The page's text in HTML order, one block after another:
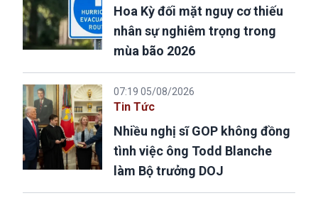
Hoa Kỳ đối mặt nguy cơ thiếu
nhân sự nghiêm trọng trong
mùa bão 2026
07:19 05/08/2026
Tin Tức
Nhiều nghị sĩ GOP không đồng
tình việc ông Todd Blanche
làm Bộ trưởng DOJ